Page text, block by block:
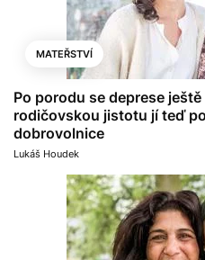
MATEŘSTVÍ
Po porodu se deprese
rodičovskou jistotu jí teď
dobrovolnice
Lukáš Houdek